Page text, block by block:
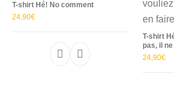
T-shirt Hé! No comment
24,90€
Ce produit a plusieurs
T-shirt
pas, il
24,90€